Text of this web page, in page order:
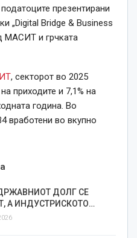
презентирани
„Digital Bridge & Business
МАСИТ и грчката
, секторот во 2025
приходите и 7,1% на
година. Во
вработени во вкупно
ДОЛГ СЕ
А ИНДУСТРИСКОТО…